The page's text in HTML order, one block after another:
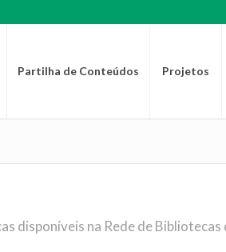
Partilha de Conteúdos Projetos
disponíveis na Rede de